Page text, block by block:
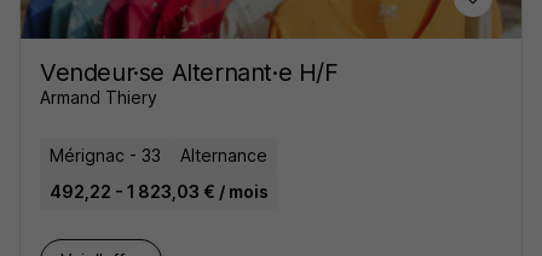
Vendeur·se Alternant·e H/F
Armand Thiery
Mérignac - 33
Alternance
492,22 - 1 823,03 € / mois